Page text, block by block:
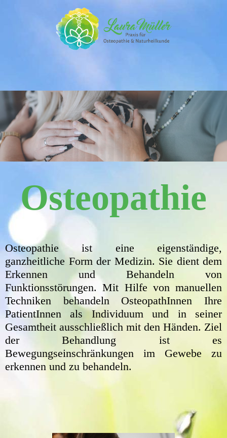
Osteopathie
Osteopathie ist eine eigenständige,
ganzheitliche Form der Medizin. Sie dient dem
Erkennen und Behandeln von
Funktionsstörungen. Mit Hilfe von manuellen
Techniken behandeln OsteopathInnen Ihre
PatientInnen als Individuum und in seiner
Gesamtheit ausschließlich mit den Händen. Ziel
der Behandlung ist es
Bewegungseinschränkungen im Gewebe zu
erkennen und zu behandeln.